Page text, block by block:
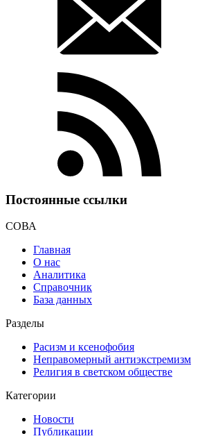
Постоянные ссылки
СОВА
Главная
О нас
Аналитика
Справочник
База данных
Разделы
Расизм и ксенофобия
Неправомерный антиэкстремизм
Религия в светском обществе
Категории
Новости
Публикации